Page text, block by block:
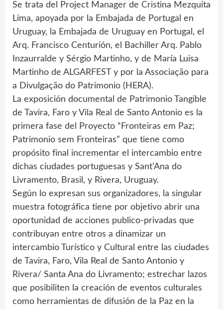
Se trata del Project Manager de Cristina Mezquita
Lima, apoyada por la Embajada de Portugal en
Uruguay, la Embajada de Uruguay en Portugal, el
Arq. Francisco Centurión, el Bachiller Arq. Pablo
Inzaurralde y Sérgio Martinho, y de María Luisa
Martinho de ALGARFEST y por la Associação para
a Divulgação do Patrimonio (HERA).
La exposición documental de Patrimonio Tangible
de Tavira, Faro y Vila Real de Santo Antonio es la
primera fase del Proyecto “Fronteiras em Paz;
Patrimonio sem Fronteiras” que tiene como
propósito final incrementar el intercambio entre
dichas ciudades portuguesas y Sant’Ana do
Livramento, Brasil, y Rivera, Uruguay.
Según lo expresan sus organizadores, la singular
muestra fotográfica tiene por objetivo abrir una
oportunidad de acciones publico-privadas que
contribuyan entre otros a dinamizar un
intercambio Turístico y Cultural entre las ciudades
de Tavira, Faro, Vila Real de Santo Antonio y
Rivera/ Santa Ana do Livramento; estrechar lazos
que posibiliten la creación de eventos culturales
como herramientas de difusión de la Paz en la